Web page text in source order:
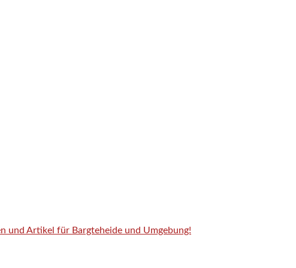
und Artikel für Bargteheide und Umgebung!